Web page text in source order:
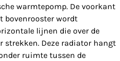
warmtepomp. De voorkant
bovenrooster wordt
lijnen die over de
strekken. Deze radiator hangt
ruimte tussen de